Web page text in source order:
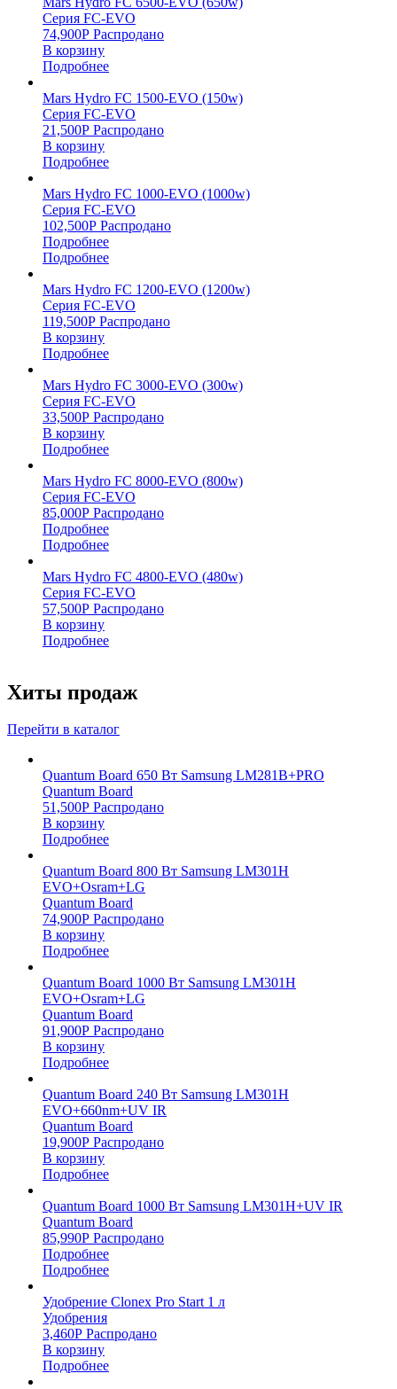
Серия FC-EVO
74,900Р Распродано
В корзину
Подробнее
Mars Hydro FC 1500-EVO (150w)
Серия FC-EVO
21,500Р Распродано
В корзину
Подробнее
Mars Hydro FC 1000-EVO (1000w)
Серия FC-EVO
102,500Р Распродано
Подробнее
Подробнее
Mars Hydro FC 1200-EVO (1200w)
Серия FC-EVO
119,500Р Распродано
В корзину
Подробнее
Mars Hydro FC 3000-EVO (300w)
Серия FC-EVO
33,500Р Распродано
В корзину
Подробнее
Mars Hydro FC 8000-EVO (800w)
Серия FC-EVO
85,000Р Распродано
Подробнее
Подробнее
Mars Hydro FC 4800-EVO (480w)
Серия FC-EVO
57,500Р Распродано
В корзину
Подробнее
Хиты продаж
Перейти в каталог
Quantum Board 650 Вт Samsung LM281B+PRO
Quantum Board
51,500Р Распродано
В корзину
Подробнее
Quantum Board 800 Вт Samsung LM301H
EVO+Osram+LG
Quantum Board
74,900Р Распродано
В корзину
Подробнее
Quantum Board 1000 Вт Samsung LM301H
EVO+Osram+LG
Quantum Board
91,900Р Распродано
В корзину
Подробнее
Quantum Board 240 Вт Samsung LM301H
EVO+660nm+UV IR
Quantum Board
19,900Р Распродано
В корзину
Подробнее
Quantum Board 1000 Вт Samsung LM301H+UV IR
Quantum Board
85,990Р Распродано
Подробнее
Подробнее
Удобрение Clonex Pro Start 1 л
Удобрения
3,460Р Распродано
В корзину
Подробнее